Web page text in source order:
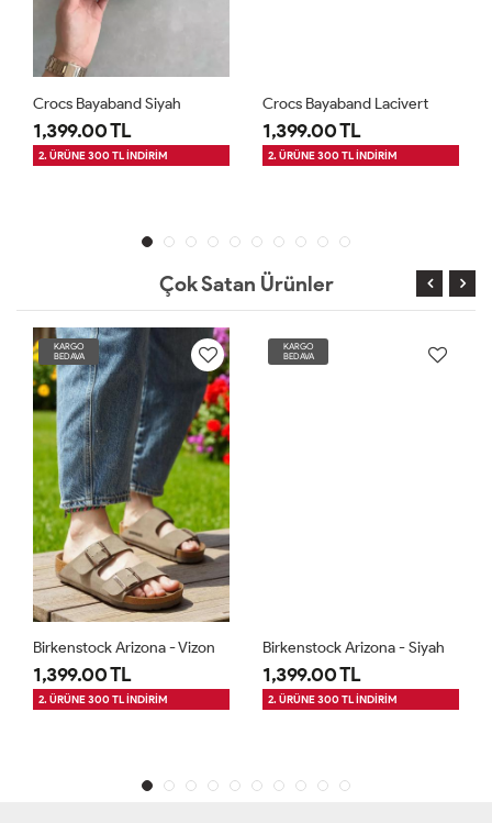
Crocs Bayaband Siyah
1,399.00 TL
2. ÜRÜNE 300 TL İNDİRİM
Crocs Bayaband Lacivert
1,399.00 TL
2. ÜRÜNE 300 TL İNDİRİM
Çok Satan Ürünler
KARGO
BEDAVA
Birkenstock Arizona - Vizon
1,399.00 TL
2. ÜRÜNE 300 TL İNDİRİM
KARGO
BEDAVA
Birkenstock Arizona - Siyah
1,399.00 TL
2. ÜRÜNE 300 TL İNDİRİM